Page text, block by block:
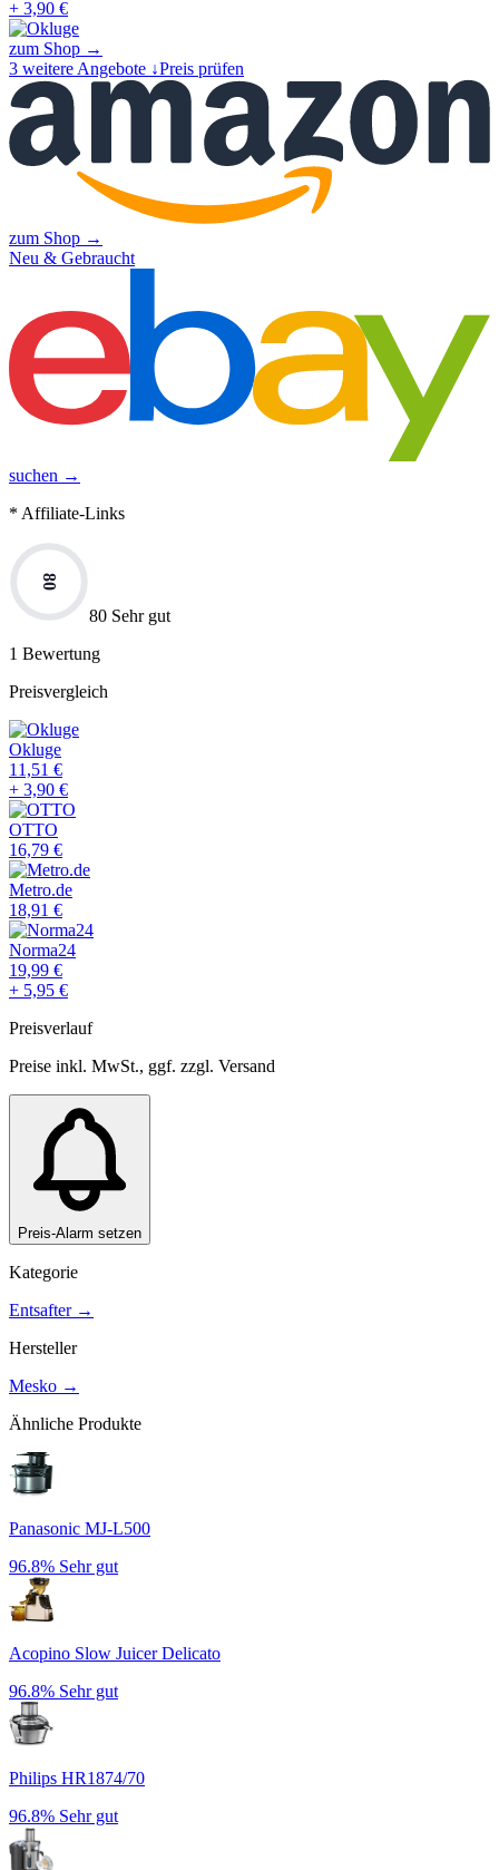
+ 3,90 €
zum Shop →
3 weitere Angebote ↓Preis prüfen
zum Shop →
Neu & Gebraucht
suchen →
* Affiliate-Links
80
80 Sehr gut
1 Bewertung
Preisvergleich
Okluge
11,51 €
+ 3,90 €
OTTO
16,79 €
Metro.de
18,91 €
Norma24
19,99 €
+ 5,95 €
Preisverlauf
Preise inkl. MwSt., ggf. zzgl. Versand
Preis-Alarm setzen
Kategorie
Entsafter→
Hersteller
Mesko →
Ähnliche Produkte
Panasonic MJ-L500
96.8% Sehr gut
Acopino Slow Juicer Delicato
96.8% Sehr gut
Philips HR1874/70
96.8% Sehr gut